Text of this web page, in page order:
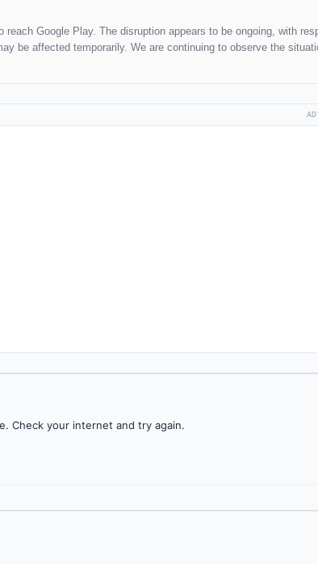
Google Play. The disruption appears to be ongoing, with
be affected temporarily. We are continuing to observe the
Check your internet and try again.